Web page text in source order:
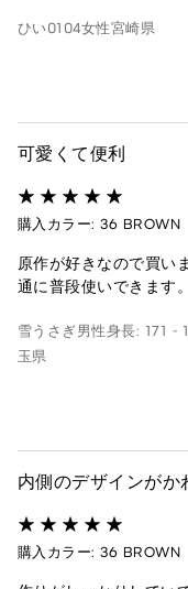
ひい0104女性宮崎県
可愛くて便利
購入カラー: 36 BROWN
原作が好きなので買い
通に普段使いできます。
雪うさぎ男性身長: 171 -
玉県
内側のデザインがか
購入カラー: 36 BROWN